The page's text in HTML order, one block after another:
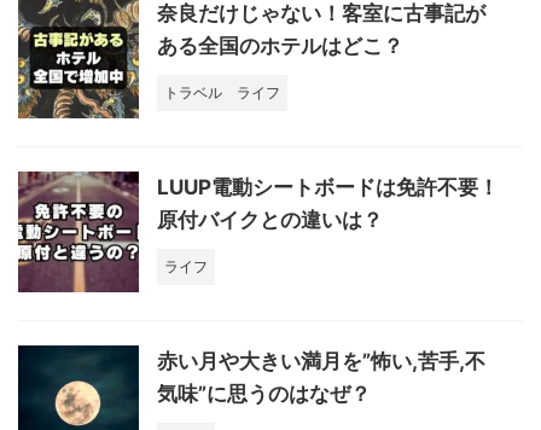
奈良だけじゃない！客室に古事記が
ある全国のホテルはどこ？
トラベル ライフ
LUUP電動シートボードは免許不要！
原付バイクとの違いは？
ライフ
赤い月や大きい満月を”怖い,苦手,不
気味”に思うのはなぜ？